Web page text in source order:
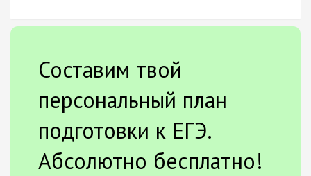
Составим твой
персональный план
подготовки к ЕГЭ.
Абсолютно бесплатно!